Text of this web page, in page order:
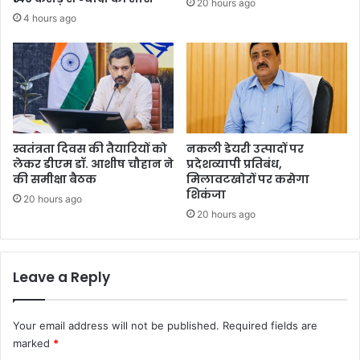
4 hours ago
20 hours ago
स्वतंत्रता दिवस की तैयारियों को
लेकर डीएम डॉ. आशीष चौहान ने
की समीक्षा बैठक
20 hours ago
नकली डेयरी उत्पादों पर
प्रदेशव्यापी प्रतिबंध,
मिलावटखोरों पर कसेगा
शिकंजा
20 hours ago
Leave a Reply
Your email address will not be published. Required fields are
marked *